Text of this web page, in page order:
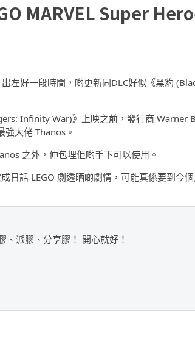
MARVEL Super
出左好一段時間，啲更新同DLC好似《黑豹
Infinity War)》上映之前，發行商 Warner
強大佬 Thanos。
之外，仲包埋佢啲手下可以使用。
日話 LEGO 劇透晒啲劇情，可能真係要到今
、派膠、分享膠！ 開心就好！